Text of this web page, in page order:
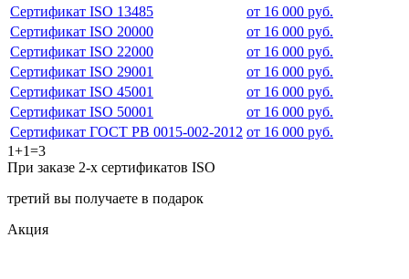
Сертификат ISO 13485
от 16 000 руб.
Сертификат ISO 20000
от 16 000 руб.
Сертификат ISO 22000
от 16 000 руб.
Сертификат ISO 29001
от 16 000 руб.
Сертификат ISO 45001
от 16 000 руб.
Сертификат ISO 50001
от 16 000 руб.
Сертификат ГОСТ РВ 0015-002-2012 от 16 000 руб.
1+1=3
При заказе 2-х сертификатов ISO
третий вы получаете в подарок
Акция